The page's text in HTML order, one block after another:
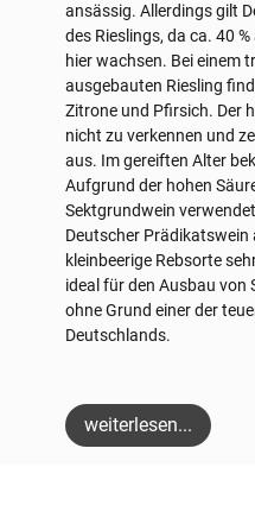
ansässig. Allerdings gilt
des Rieslings, da ca. 40
hier wachsen. Bei einem
ausgebauten Riesling
Zitrone und Pfirsich. Der
nicht zu verkennen und
aus. Im gereiften Alter
Aufgrund der hohen
Sektgrundwein
Deutscher Prädikatswein
kleinbeerige Rebsorte
ideal für den Ausbau von
ohne Grund einer der
Deutschlands.
weiterlesen...